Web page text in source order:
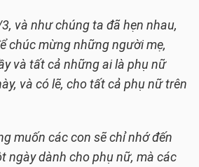
và như chúng ta đã hẹn nhau,
chúc mừng những người mẹ,
và tất cả những ai là phụ nữ
và có lẽ, cho tất cả phụ nữ trên
muốn các con sẽ chỉ nhớ đến
ngày dành cho phụ nữ, mà các